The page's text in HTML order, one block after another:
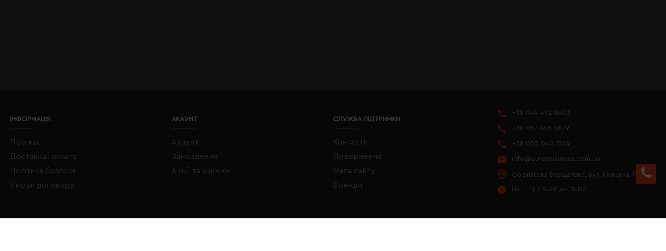
ІНФОРМАЦІЯ
Про нас
Доставка і оплата
Політика безпеки
Умови договору
АКАУНТ
Акаунт
Замовлення
Акції та знижки
СЛУЖБА ПІДТРИМКИ
Контакти
Повернення
Мапа сайту
Бренди
+38 044 492 8603
+38 067 406 8679
+38 050 040 1324
info@eurobusiness.com.ua
Софіївська Борщагівка, вул. Київська 97
Пн - Пт з 9.00 до 18.00